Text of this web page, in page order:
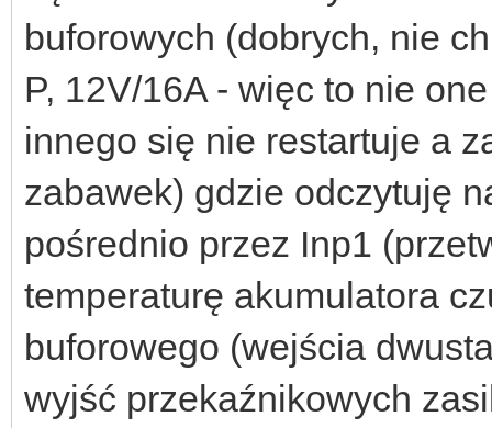
buforowych (dobrych, nie
P, 12V/16A - więc to nie
innego się nie restartuje a
zabawek) gdzie odczytuję
pośrednio przez Inp1
temperaturę akumulatora
buforowego (wejścia
wyjść przekaźnikowych